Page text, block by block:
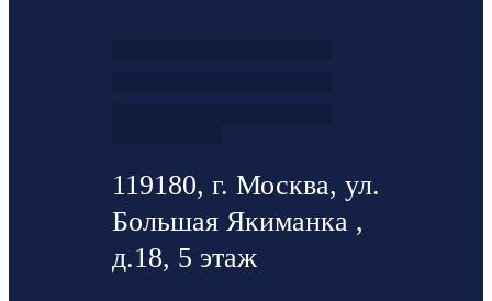
119180, г. Москва, ул.
Большая Якиманка ,
д.18, 5 этаж